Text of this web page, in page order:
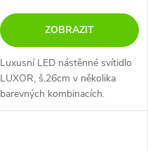
ZOBRAZIT
Luxusní LED nástěnné svítidlo
LUXOR, š.26cm v několika
barevných kombinacích.